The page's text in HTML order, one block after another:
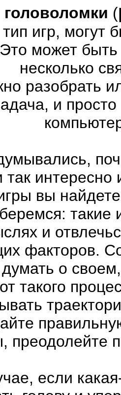
головоломки (
тип игр, могут
может
несколько
разобрать
и
так
вы
такие
и
факторов.
о
такого
преодолейте
если